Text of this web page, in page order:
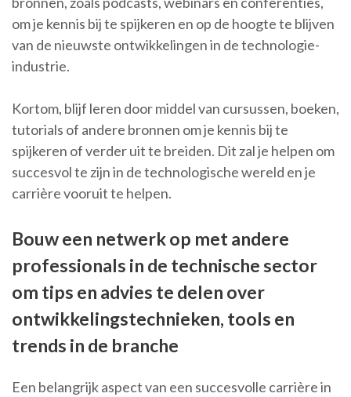
om je kennis bij te spijkeren en op de hoogte te blijven
van de nieuwste ontwikkelingen in de technologie-
industrie.
Kortom, blijf leren door middel van cursussen, boeken,
tutorials of andere bronnen om je kennis bij te
spijkeren of verder uit te breiden. Dit zal je helpen om
succesvol te zijn in de technologische wereld en je
carrière vooruit te helpen.
Bouw een netwerk op met andere
professionals in de technische sector
om tips en advies te delen over
ontwikkelingstechnieken, tools en
trends in de branche
Een belangrijk aspect van een succesvolle carrière in